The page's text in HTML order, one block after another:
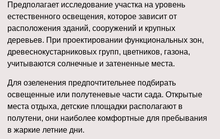
Предполагает исследование участка на уровень
естественного освещения, которое зависит от
расположения зданий, сооружений и крупных
деревьев. При проектировании функциональных зон,
древеснокустарниковых групп, цветников, газона,
учитываются солнечные и затененные места.
Для озеленения предпочтительнее подбирать
освещенные или полутеневые части сада. Открытые
места отдыха, детские площадки располагают в
полутени, они наиболее комфортные для пребывания
в жаркие летние дни.